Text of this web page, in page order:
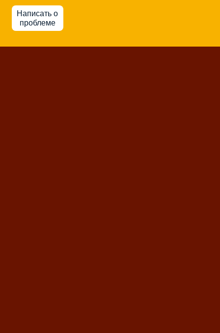
Написать о
проблеме